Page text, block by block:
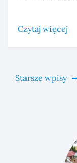
Czytaj więcej
Nawigacja
po
Starsze wpisy